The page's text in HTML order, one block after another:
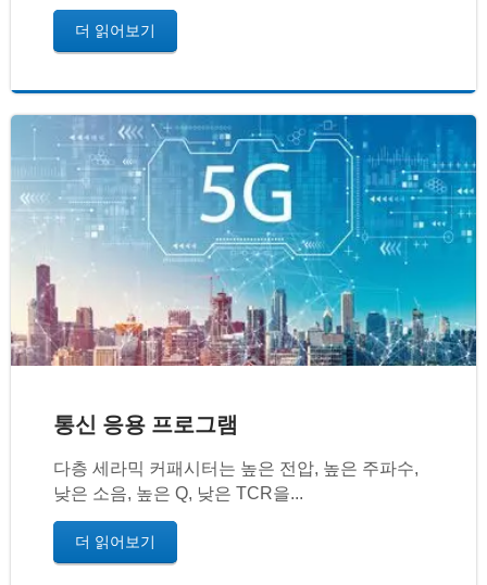
더 읽어보기
통신 응용 프로그램
다층 세라믹 커패시터는 높은 전압, 높은 주파수,
낮은 소음, 높은 Q, 낮은 TCR을...
더 읽어보기